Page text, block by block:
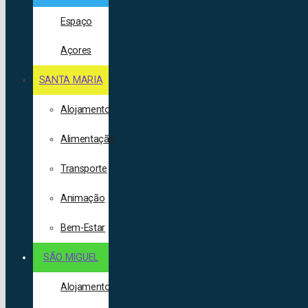
Espaço
Açores
SANTA MARIA
Alojamento
Alimentação
Transporte
Animação
Bem-Estar
SÃO MIGUEL
Alojamento